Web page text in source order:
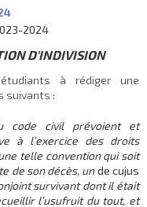
2024
D'INDIVISION
à rédiger une
suivants :
code civil prévoient et
à l’exercice des droits
telle convention qui soit
de son décès, unde cujus
survivant dont il était
l’usufruit du tout, et